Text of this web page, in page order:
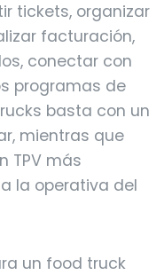
tickets, organizar
facturación,
conectar con
programas de
basta con un
mientras que
TPV más
la operativa del
un food truck